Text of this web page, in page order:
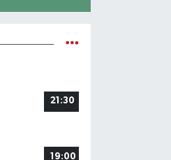
21:30
19:00